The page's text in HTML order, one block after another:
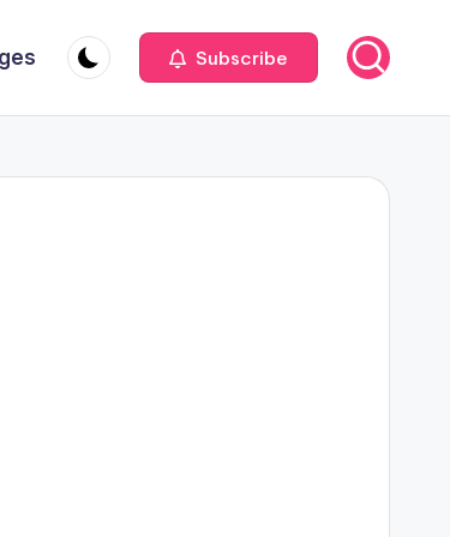
Subscribe